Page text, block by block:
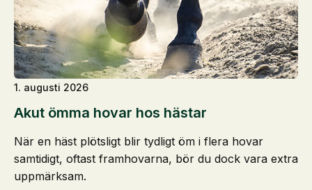
Akut ömma hovar hos hästar
1. augusti 2026
När en häst plötsligt blir tydligt öm i flera hovar
samtidigt, oftast framhovarna, bör du dock vara extra
uppmärksam.